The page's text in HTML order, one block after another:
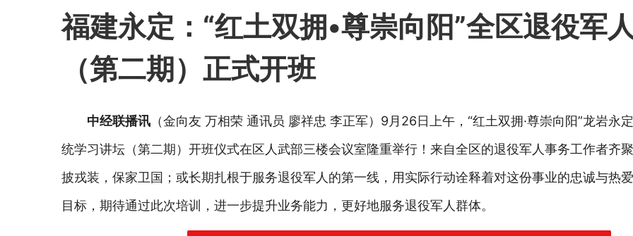
福建永定：“红土双拥•尊崇向阳”全区退役军
（第二期）正式开班
中经联播讯 （金向友 万相荣 通讯员 廖祥忠 李正军）9月26日上午，“红土双拥·尊崇向阳”龙岩永
统学习讲坛（第二期）开班仪式在区人武部三楼会议室隆重举行！来自全区的退役军人事务工作者齐
披戎装，保家卫国；或长期扎根于服务退役军人的第一线，用实际行动诠释着对这份事业的忠诚与热
目标，期待通过此次培训，进一步提升业务能力，更好地服务退役军人群体。